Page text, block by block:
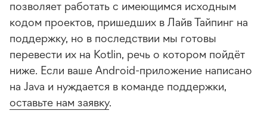
позволяет работать с имеющимся исходным
кодом проектов, пришедших в Лайв Тайпинг на
поддержку, но в последствии мы готовы
перевести их на Kotlin, речь о котором пойдёт
ниже. Если ваше Android-приложение написано
на Java и нуждается в команде поддержки,
оставьте нам заявку.